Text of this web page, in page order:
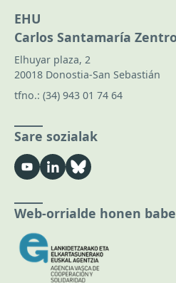
EHU
Carlos Santamaría
Elhuyar plaza, 2
20018 Donostia-San Sebastián
tfno.: (34) 943 01 74 64
Sare sozialak
Web-orrialde honen